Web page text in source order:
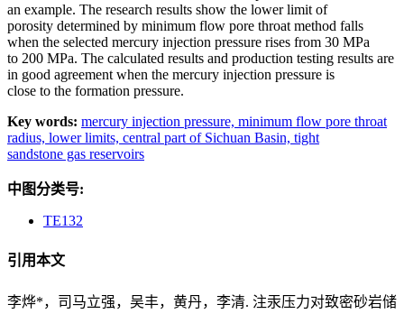
an example. The research results show the lower limit of
porosity determined by minimum flow pore throat method falls
when the selected mercury injection pressure rises from 30 MPa
to 200 MPa. The calculated results and production testing results are
in good agreement when the mercury injection pressure is
close to the formation pressure.
Key words: mercury injection pressure, minimum flow pore throat
radius, lower limits, central part of Sichuan Basin, tight
sandstone gas reservoirs
中图分类号:
TE132
引用本文
李烨*，司马立强，吴丰，黄丹，李清. 注汞压力对致密砂岩储